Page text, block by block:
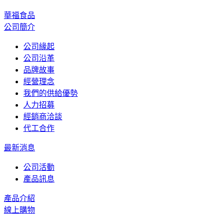
華福食品
公司簡介
公司緣起
公司沿革
品牌故事
經營理念
我們的供給優勢
人力招募
經銷商洽談
代工合作
最新消息
公司活動
產品訊息
產品介紹
線上購物